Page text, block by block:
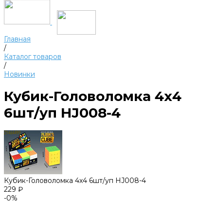
Главная
/
Каталог товаров
/
Новинки
Кубик-Головоломка 4х4
6шт/уп HJ008-4
Кубик-Головоломка 4х4 6шт/уп HJ008-4
229 ₽
-0%